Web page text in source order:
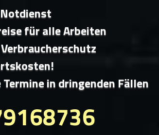
für alle Arbeiten
in dringenden Fällen